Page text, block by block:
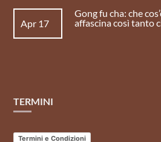
Gong fu cha: che
affascina così tanto
Apr 17
TERMINI
Termini e Condizioni